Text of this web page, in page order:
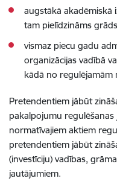
augstākā akadēmiskā
tam pielīdzināms
vismaz piecu gadu
organizācijas vadībā
kādā no regulējamām
Pretendentiem jābūt
pakalpojumu
normatīvajiem aktiem
pretendentiem jābūt
(investīciju) vadības,
jautājumiem.